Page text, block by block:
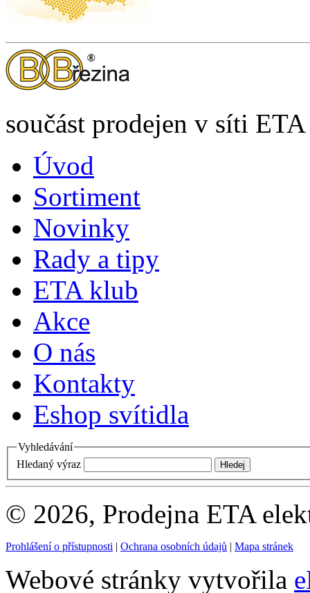
součást prodejen v síti ETA
Úvod
Sortiment
Novinky
Rady a tipy
ETA klub
Akce
O nás
Kontakty
Eshop svítidla
Vyhledávání
Hledaný výraz
© 2026, Prodejna ETA
Prohlášení o přístupnosti | Ochrana osobních údajů | Mapa stránek
Webové stránky vytvořila